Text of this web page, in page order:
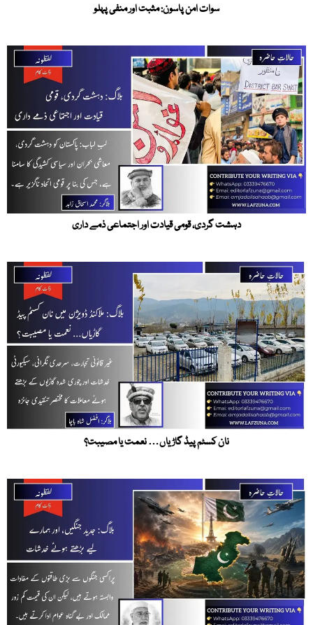
سوات امن پاسون: مثبت اور منفی پہلو
دہشت گردی، قومی قیادت اور اجتماعی ذمے داری
نان کسٹم پیڈ گاڑیاں… نعمت یا مصیبت؟